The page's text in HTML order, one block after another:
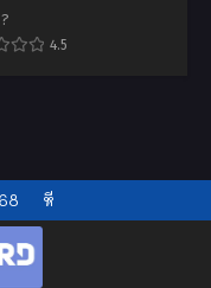
4.5
หี